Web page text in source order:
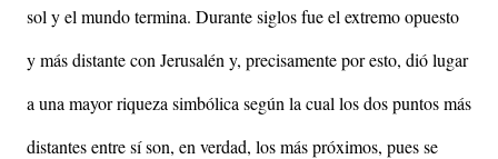
sol y el mundo termina. Durante siglos fue el extremo opuesto
y más distante con Jerusalén y, precisamente por esto, dió lugar
a una mayor riqueza simbólica según la cual los dos puntos más
distantes entre sí son, en verdad, los más próximos, pues se